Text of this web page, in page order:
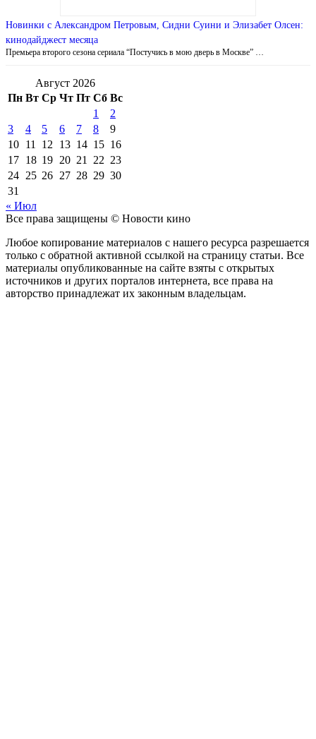
Новинки с Александром Петровым, Сидни Суини и Элизабет Олсен:
кинодайджест месяца
Премьера второго сезона сериала “Постучись в мою дверь в Москве” …
Август 2026
Пн Вт Ср Чт Пт Сб Вс
1
2
3
4 5 6 7 8
9
10 11 12 13 14 15 16
17 18 19 20 21 22 23
24 25 26 27 28 29 30
31
« Июл
Все права защищены © Новости кино
Любое копирование материалов с нашего ресурса разрешается
только с обратной активной ссылкой на страницу статьи. Все
материалы опубликованные на сайте взяты с открытых
источников и других порталов интернета, все права на
авторство принадлежат их законным владельцам.